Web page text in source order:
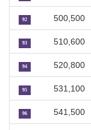
92 500,500
93 510,600
94 520,800
95 531,100
96 541,500